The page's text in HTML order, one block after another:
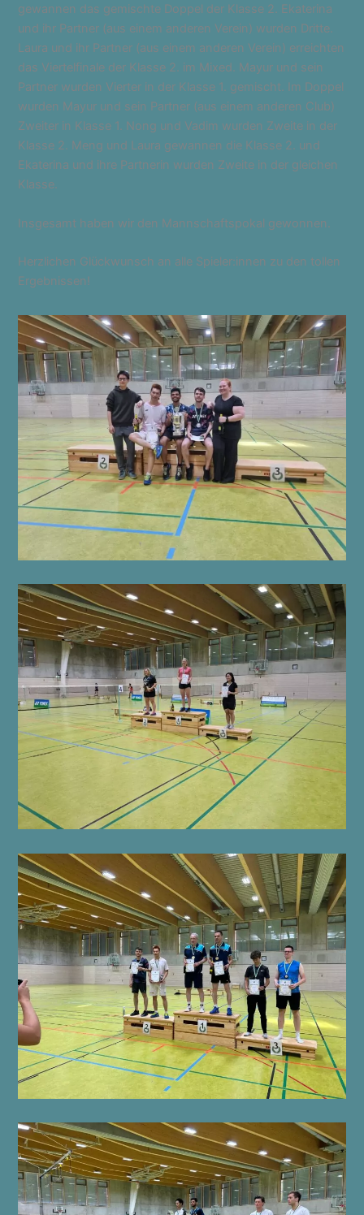
gewannen das gemischte Doppel der Klasse 2. Ekaterina
und ihr Partner (aus einem anderen Verein) wurden Dritte.
Laura und ihr Partner (aus einem anderen Verein) erreichten
das Viertelfinale der Klasse 2. im Mixed. Mayur und sein
Partner wurden Vierter in der Klasse 1. gemischt. Im Doppel
wurden Mayur und sein Partner (aus einem anderen Club)
Zweiter in Klasse 1. Nong und Vadim wurden Zweite in der
Klasse 2. Meng und Laura gewannen die Klasse 2. und
Ekaterina und ihre Partnerin wurden Zweite in der gleichen
Klasse.
Insgesamt haben wir den Mannschaftspokal gewonnen.
Herzlichen Glückwunsch an alle Spieler:innen zu den tollen
Ergebnissen!